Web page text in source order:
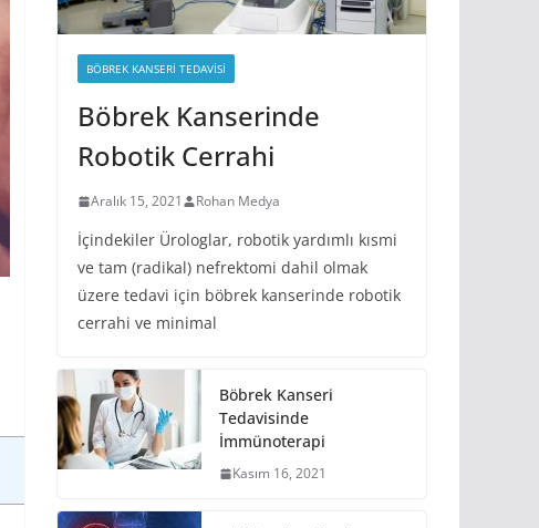
BÖBREK KANSERI TEDAVISI
Böbrek Kanserinde
Robotik Cerrahi
Aralık 15, 2021 Rohan Medya
İçindekiler Ürologlar, robotik yardımlı kısmi
ve tam (radikal) nefrektomi dahil olmak
üzere tedavi için böbrek kanserinde robotik
cerrahi ve minimal
Böbrek Kanseri
Tedavisinde
İmmünoterapi
Kasım 16, 2021